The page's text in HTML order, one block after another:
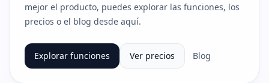
mejor el producto, puedes explorar las funciones, los
precios o el blog desde aquí.
Explorar funciones Ver precios Blog